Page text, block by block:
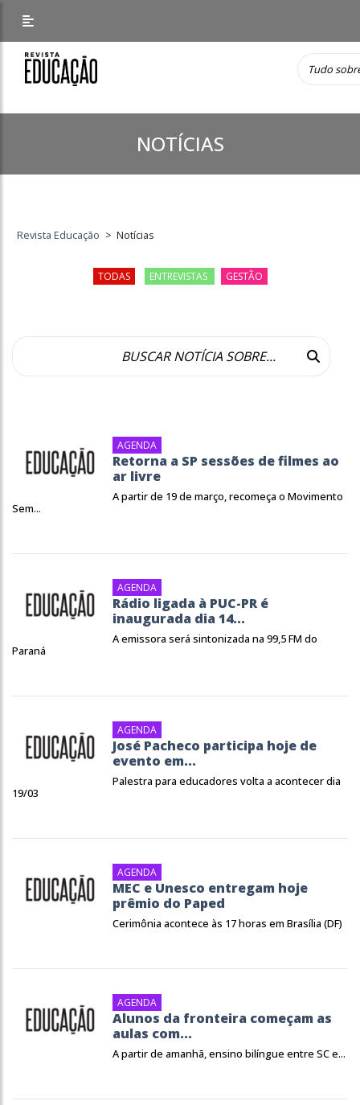
NOTÍCIAS
Revista Educação > Notícias
TODAS ENTREVISTAS GESTÃO
AGENDA
Retorna a SP sessões de filmes ao
ar livre
A partir de 19 de março, recomeça o Movimento
Sem...
AGENDA
Rádio ligada à PUC-PR é
inaugurada dia 14...
A emissora será sintonizada na 99,5 FM do
Paraná
AGENDA
José Pacheco participa hoje de
evento em...
Palestra para educadores volta a acontecer dia
19/03
AGENDA
MEC e Unesco entregam hoje
prêmio do Paped
Cerimônia acontece às 17 horas em Brasília (DF)
AGENDA
Alunos da fronteira começam as
aulas com...
A partir de amanhã, ensino bilíngue entre SC e...